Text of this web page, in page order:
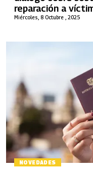
Miércoles, 8 Octubre , 2025
reparación a
NOVEDADES